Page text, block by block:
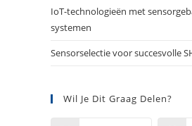
IoT-technologieën met
systemen
Sensorselectie voor succesvolle
Wil Je Dit Graag Delen?